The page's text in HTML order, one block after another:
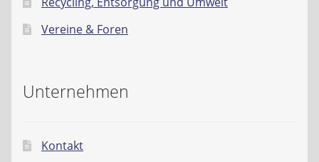
Vereine & Foren
Unternehmen
Kontakt